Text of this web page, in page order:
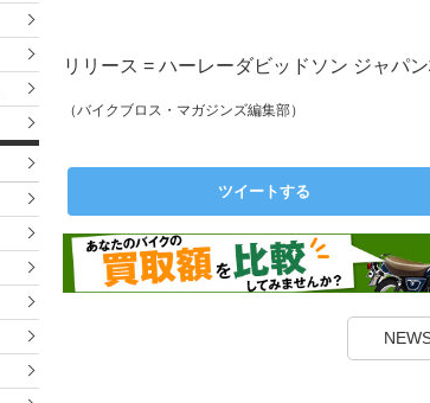
リリース = ハーレーダビッドソン ジャパ
（バイクブロス・マガジンズ編集部）
ツイートする